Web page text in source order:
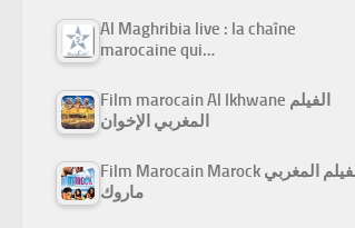
Al Maghribia live : la chaîne
marocaine qui…
Film marocain Al Ikhwane الفيلم
المغربي الإخوان
Film Marocain Marock الفيلم المغربي
ماروك